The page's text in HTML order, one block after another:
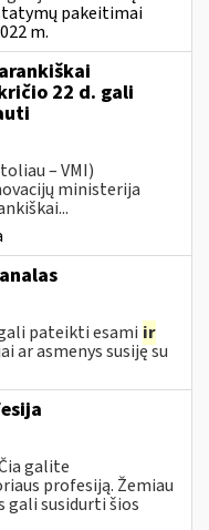
pakeitimai
m.
22 d. gali
– VMI)
ministerija
pateikti esami ir
ar asmenys susiję su
galite
profesiją. Žemiau
gali susidurti šios